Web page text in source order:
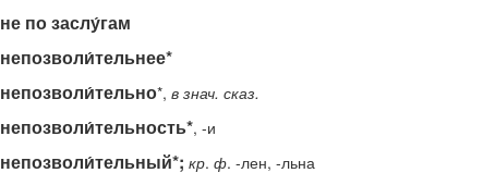
не по заслу́гам
непозволи́тельнее*
непозволи́тельно*, в знач. сказ.
непозволи́тельность*, -и
непозволи́тельный*; кр. ф. -лен, -льна